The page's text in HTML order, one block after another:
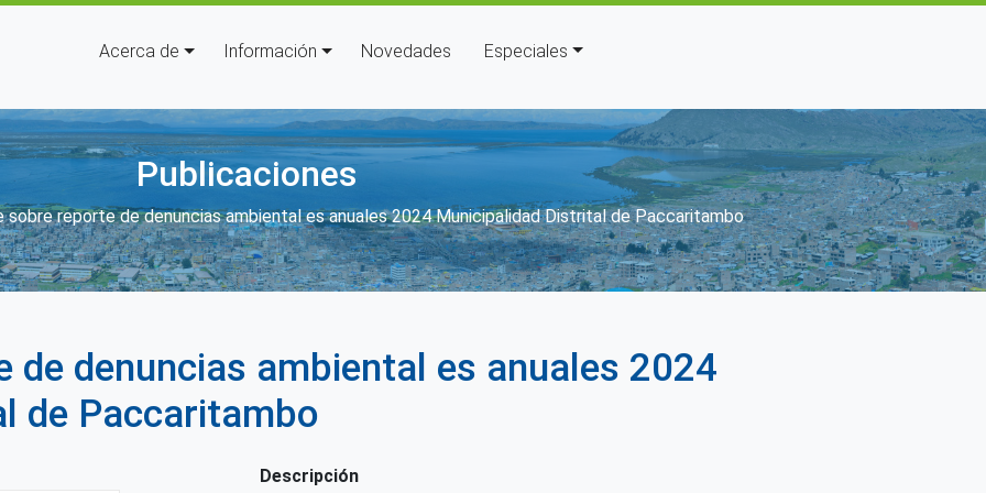
Navegación principal
Acerca de Información Novedades Especiales
Publicaciones
de ayuda a la navegación
sobre reporte de denuncias ambiental es anuales 2024 Municipalidad Distrital de Paccaritambo
denuncias ambiental es anuales 2024
de Paccaritambo
Descripción